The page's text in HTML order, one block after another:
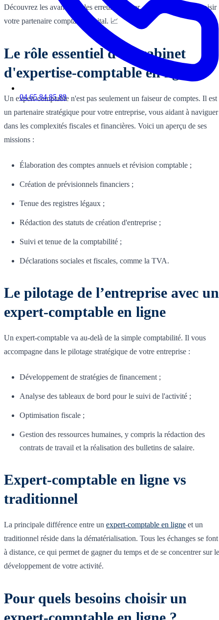
04 65 84 85 89
Découvrez les avantages, les erreurs à éviter, et comment bien choisir
votre partenaire comptable digital. 📈
Le rôle essentiel d'un cabinet
d'expertise-comptable en ligne
Un expert-comptable n'est pas seulement un faiseur de comptes. Il est
un partenaire stratégique pour votre entreprise, vous aidant à naviguer
dans les complexités fiscales et financières. Voici un aperçu de ses
missions :
Élaboration des comptes annuels et révision comptable ;
Création de prévisionnels financiers ;
Tenue des registres légaux ;
Rédaction des statuts de création d'entreprise ;
Suivi et tenue de la comptabilité ;
Déclarations sociales et fiscales, comme la TVA.
Le pilotage de l’entreprise avec un
expert-comptable en ligne
Un expert-comptable va au-delà de la simple comptabilité. Il vous
accompagne dans le pilotage stratégique de votre entreprise :
Développement de stratégies de financement ;
Analyse des tableaux de bord pour le suivi de l'activité ;
Optimisation fiscale ;
Gestion des ressources humaines, y compris la rédaction des
contrats de travail et la réalisation des bulletins de salaire.
Expert-comptable en ligne vs
traditionnel
La principale différence entre un expert-comptable en ligne et un
traditionnel réside dans la dématérialisation. Tous les échanges se font
à distance, ce qui permet de gagner du temps et de se concentrer sur le
développement de votre activité.
Pour quels besoins choisir un